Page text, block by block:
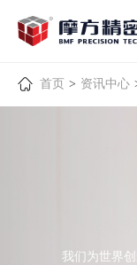
首页 > 资讯中心
我们为世界